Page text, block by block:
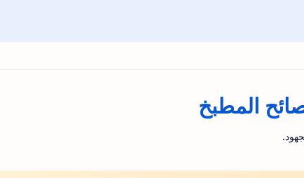
المطبخ